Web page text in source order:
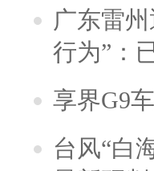
广东雷
行为”：
享界G9
台风“白